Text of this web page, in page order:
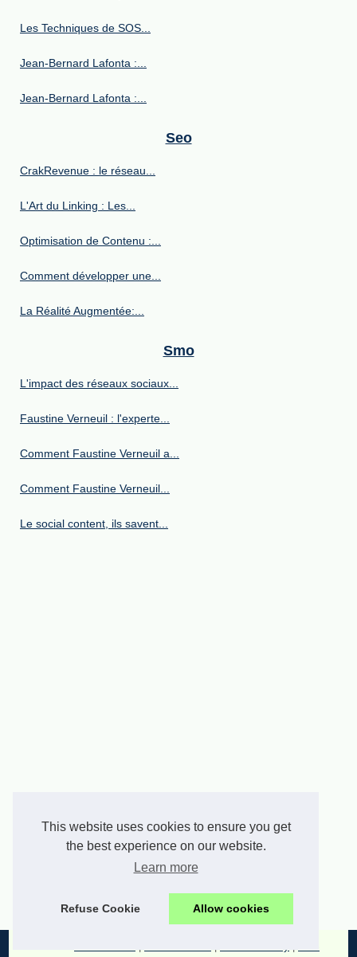
This website uses cookies to ensure you get
the best experience on our website.
Learn more
Refuse Cookie Allow cookies
Les Techniques de SOS...
Jean-Bernard Lafonta :...
Jean-Bernard Lafonta :...
Seo
CrakRevenue : le réseau...
L'Art du Linking : Les...
Optimisation de Contenu :...
Comment développer une...
La Réalité Augmentée:...
Smo
L'impact des réseaux sociaux...
Faustine Verneuil : l'experte...
Comment Faustine Verneuil a...
Comment Faustine Verneuil...
Le social content, ils savent...